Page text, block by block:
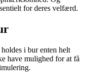
for deres velfærd.
i bur enten helt
have mulighed for at få